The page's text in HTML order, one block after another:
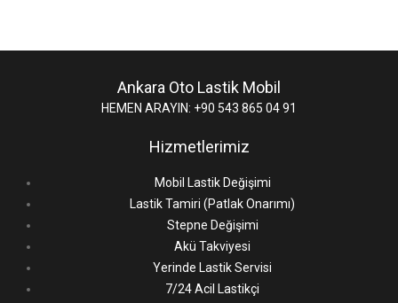
Ankara Oto Lastik Mobil
HEMEN ARAYIN: +90 543 865 04 91
Hizmetlerimiz
Mobil Lastik Değişimi
Lastik Tamiri (Patlak Onarımı)
Stepne Değişimi
Akü Takviyesi
Yerinde Lastik Servisi
7/24 Acil Lastikçi